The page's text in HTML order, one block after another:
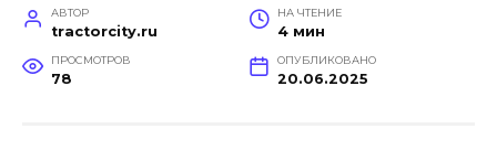
АВТОР
tractorcity.ru
НА ЧТЕНИЕ
4 мин
ПРОСМОТРОВ
78
ОПУБЛИКОВАНО
20.06.2025